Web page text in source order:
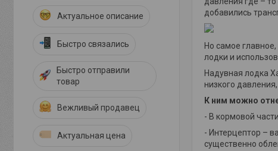
добавились
Но самое
лодки и
Надувная лодка
низкого
К ним можно
- В кормовой
- Интерцептор –
существенно
Актуальное описание
Быстро связались
Быстро отправили
товар
Вежливый продавец
Актуальная цена